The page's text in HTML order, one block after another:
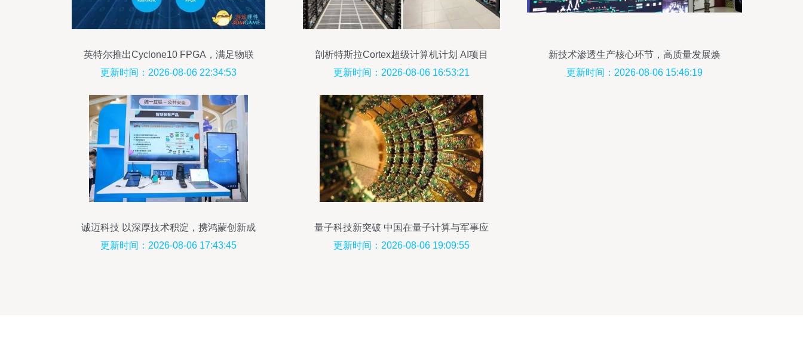
英特尔推出Cyclone10 FPGA，满足物联
网运算需求
更新时间：2026-08-06 22:34:53
剖析特斯拉Cortex超级计算机计划 AI项目
仍有待完善之处
更新时间：2026-08-06 16:53:21
新技术渗透生产核心环节，高质量发展焕
发新活力
更新时间：2026-08-06 15:46:19
诚迈科技 以深厚技术积淀，携鸿蒙创新成
果闪耀2024华为开发者大会
更新时间：2026-08-06 17:43:45
量子科技新突破 中国在量子计算与军事应
用领域再传捷报，引发国际关注
更新时间：2026-08-06 19:09:55